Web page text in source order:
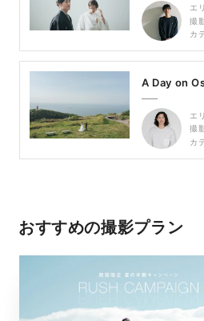
エ
撮
カ
A Day on
エ
撮
カ
おすすめの撮影プラン